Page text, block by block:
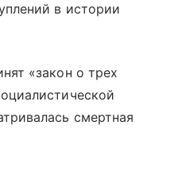
в истории
«закон о трех
смертная